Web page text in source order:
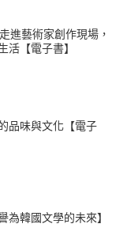
進藝術家創作現場，
活【電子書】
品味與文化【電子
為韓國文學的未來】